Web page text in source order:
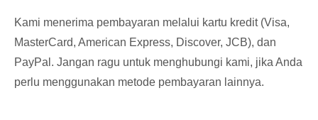
Kami menerima pembayaran melalui kartu kredit (Visa,
MasterCard, American Express, Discover, JCB), dan
PayPal. Jangan ragu untuk menghubungi kami, jika Anda
perlu menggunakan metode pembayaran lainnya.